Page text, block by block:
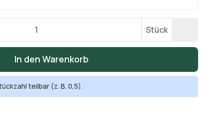
Stück
In den Warenkorb
teilbar (z. B. 0,5).